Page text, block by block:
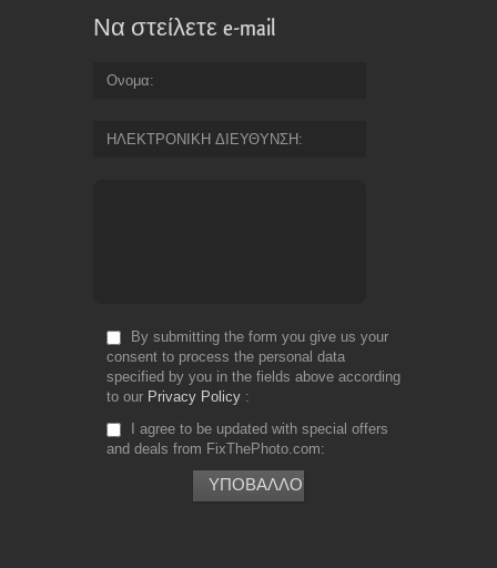
Να στείλετε e-mail
Ονομα
ΗΛΕΚΤΡΟΝΙΚΗ ΔΙΕΥΘΥΝΣΗ
By submitting the form you give us your
consent to process the personal data
specified by you in the fields above according
to our Privacy Policy
I agree to be updated with special offers
and deals from FixThePhoto.com